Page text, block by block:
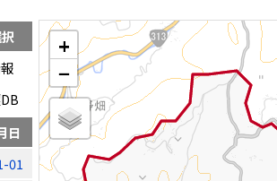
日
01
+
−